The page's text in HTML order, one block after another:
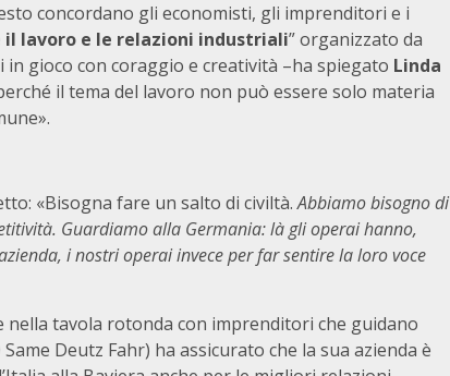
concordano gli economisti, gli imprenditori e i
lavoro e le relazioni industriali” organizzato da
gioco con coraggio e creatività –ha spiegato Linda
il tema del lavoro non può essere solo materia
«Bisogna fare un salto di civiltà. Abbiamo bisogno di
Guardiamo alla Germania: là gli operai hanno,
i nostri operai invece per far sentire la loro voce
tavola rotonda con imprenditori che guidano
Same Deutz Fahr) ha assicurato che la sua azienda è